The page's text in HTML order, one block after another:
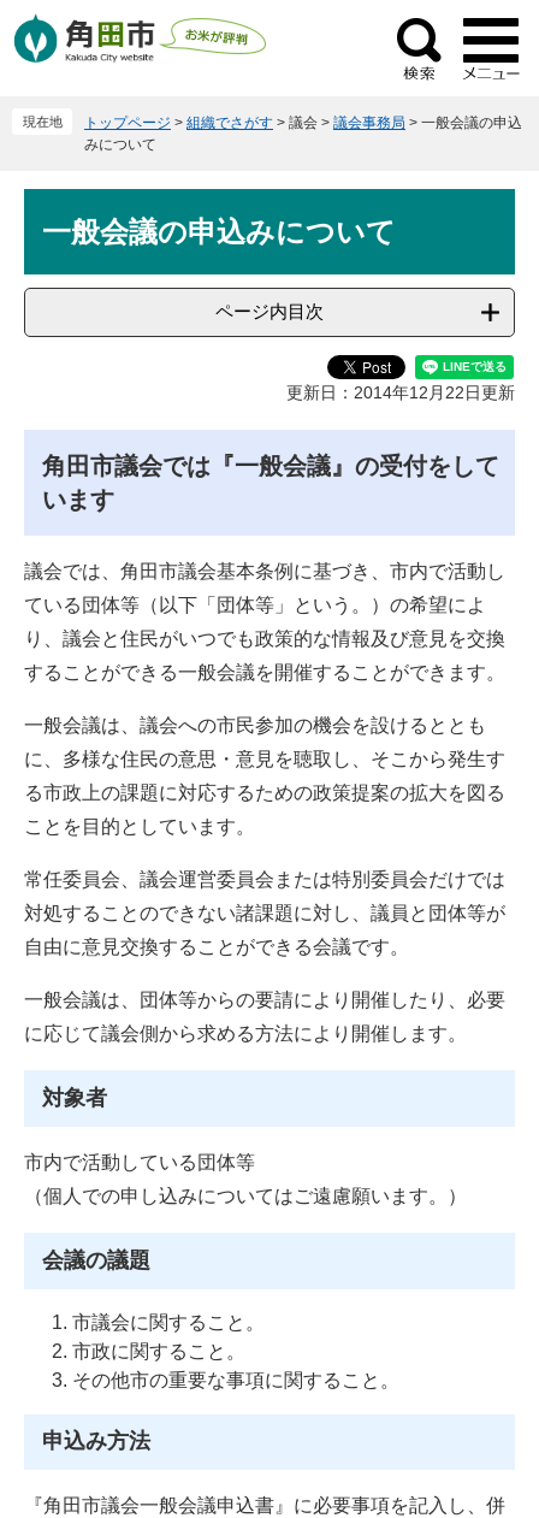
ー
ニ
検
索
現在地 トップページ > 組織でさがす > 議会 > 議会事務局 > 一般会議の申込
みについて
一般会議の申込みについて
ページ内目次
更新日：2014年12月22日更新
角田市議会では『一般会議』の受付をして
います
議会では、角田市議会基本条例に基づき、市内で活動し
ている団体等（以下「団体等」という。）の希望によ
り、議会と住民がいつでも政策的な情報及び意見を交換
することができる一般会議を開催することができます。
一般会議は、議会への市民参加の機会を設けるととも
に、多様な住民の意思・意見を聴取し、そこから発生す
る市政上の課題に対応するための政策提案の拡大を図る
ことを目的としています。
常任委員会、議会運営委員会または特別委員会だけでは
対処することのできない諸課題に対し、議員と団体等が
自由に意見交換することができる会議です。
一般会議は、団体等からの要請により開催したり、必要
に応じて議会側から求める方法により開催します。
対象者
市内で活動している団体等
（個人での申し込みについてはご遠慮願います。）
会議の議題
市議会に関すること。
市政に関すること。
その他市の重要な事項に関すること。
申込み方法
『角田市議会一般会議申込書』に必要事項を記入し、併